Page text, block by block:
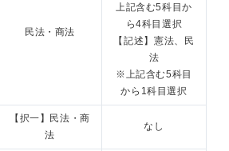
民法・商法
上記含む5科目か
ら4科目選択
【記述】憲法、民
法
※上記含む5科目
から1科目選択
【択一】民法・商
法
なし